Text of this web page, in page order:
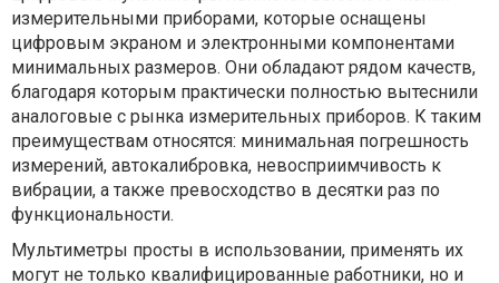
измерительными приборами, которые оснащены
цифровым экраном и электронными компонентами
минимальных размеров. Они обладают рядом качеств,
благодаря которым практически полностью вытеснили
аналоговые с рынка измерительных приборов. К таким
преимуществам относятся: минимальная погрешность
измерений, автокалибровка, невосприимчивость к
вибрации, а также превосходство в десятки раз по
функциональности.
Мультиметры просты в использовании, применять их
могут не только квалифицированные работники, но и